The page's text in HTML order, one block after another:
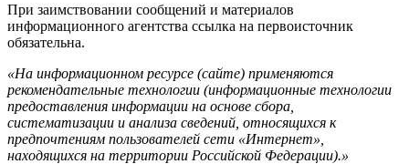
При заимствовании сообщений и материалов
информационного агентства ссылка на первоисточник
обязательна.
«На информационном ресурсе (сайте) применяются
рекомендательные технологии (информационные технологии
предоставления информации на основе сбора,
систематизации и анализа сведений, относящихся к
предпочтениям пользователей сети «Интернет»,
находящихся на территории Российской Федерации).»